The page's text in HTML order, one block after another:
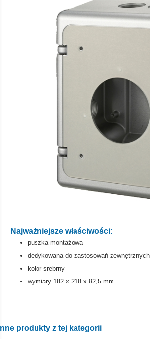
Najważniejsze właściwości:
puszka montażowa
dedykowana do zastosowań zewnętrznych
kolor srebrny
wymiary 182 x 218 x 92,5 mm
Inne produkty z tej kategorii